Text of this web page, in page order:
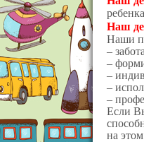
Наш
Наши
–
–
–
–
–
Если
на